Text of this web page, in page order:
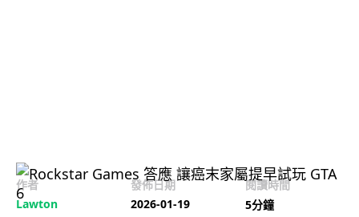
作者
Lawton
發佈日期
2026-01-19
閱讀時間
5分鐘